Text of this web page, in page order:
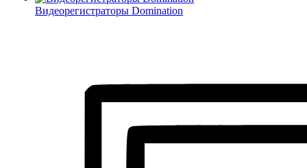
Видеорегистраторы Domination